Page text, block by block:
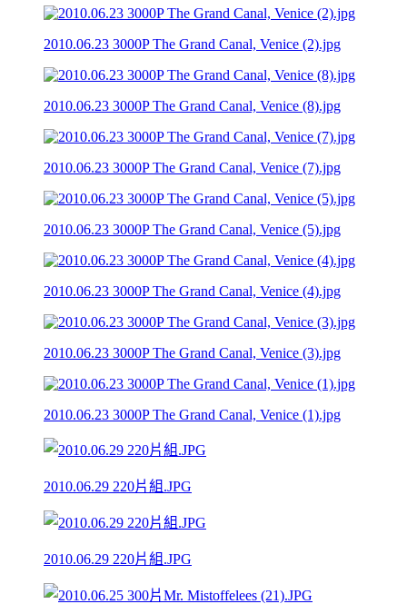
2010.06.23 3000P The Grand Canal, Venice (2).jpg
2010.06.23 3000P The Grand Canal, Venice (8).jpg
2010.06.23 3000P The Grand Canal, Venice (7).jpg
2010.06.23 3000P The Grand Canal, Venice (5).jpg
2010.06.23 3000P The Grand Canal, Venice (4).jpg
2010.06.23 3000P The Grand Canal, Venice (3).jpg
2010.06.23 3000P The Grand Canal, Venice (1).jpg
2010.06.29 220片組.JPG
2010.06.29 220片組.JPG